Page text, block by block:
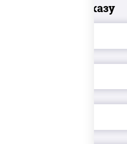
Добавьте к заказу